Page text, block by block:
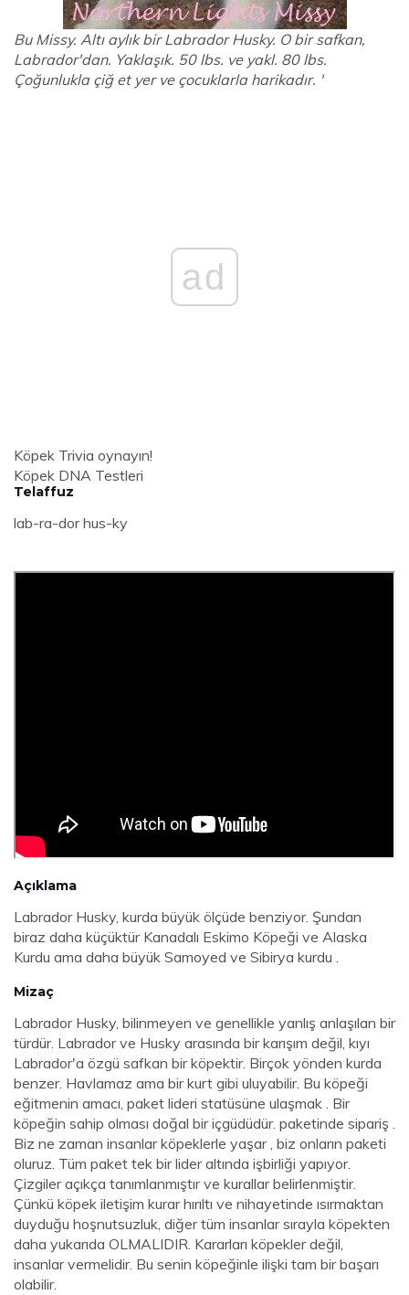
Bu Missy. Altı aylık bir Labrador Husky. O bir safkan,
Labrador'dan. Yaklaşık. 50 lbs. ve yakl. 80 lbs.
Çoğunlukla çiğ et yer ve çocuklarla harikadır. '
ad
Köpek Trivia oynayın!
Köpek DNA Testleri
Telaffuz
lab-ra-dor hus-ky
Açıklama
Labrador Husky, kurda büyük ölçüde benziyor. Şundan
biraz daha küçüktür Kanadalı Eskimo Köpeği ve Alaska
Kurdu ama daha büyük Samoyed ve Sibirya kurdu .
Mizaç
Labrador Husky, bilinmeyen ve genellikle yanlış anlaşılan bir
türdür. Labrador ve Husky arasında bir karışım değil, kıyı
Labrador'a özgü safkan bir köpektir. Birçok yönden kurda
benzer. Havlamaz ama bir kurt gibi uluyabilir. Bu köpeği
eğitmenin amacı, paket lideri statüsüne ulaşmak . Bir
köpeğin sahip olması doğal bir içgüdüdür. paketinde sipariş .
Biz ne zaman insanlar köpeklerle yaşar , biz onların paketi
oluruz. Tüm paket tek bir lider altında işbirliği yapıyor.
Çizgiler açıkça tanımlanmıştır ve kurallar belirlenmiştir.
Çünkü köpek iletişim kurar hırıltı ve nihayetinde ısırmaktan
duyduğu hoşnutsuzluk, diğer tüm insanlar sırayla köpekten
daha yukarıda OLMALIDIR. Kararları köpekler değil,
insanlar vermelidir. Bu senin köpeğinle ilişki tam bir başarı
olabilir.